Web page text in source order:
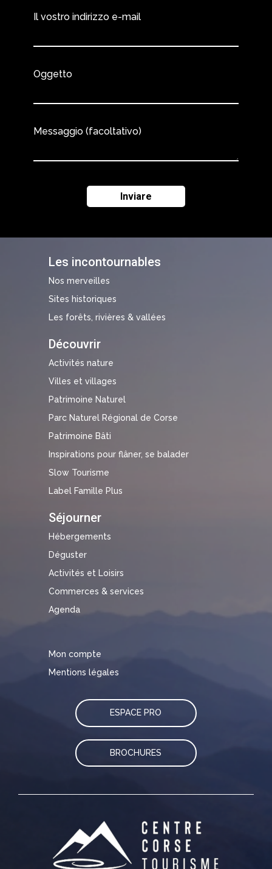
Les incontournables
Nos merveilles
Sites historiques
Les forêts, rivières & vallées
Découvrir
Activités nature
Villes et villages
Patrimoine Naturel
Parc Naturel Régional de Corse
Patrimoine Bâti
Inspirations pour flâner, se balader
Slow Tourisme
Label Famille Plus
Séjourner
Hébergements
Déguster
Activités et Loisirs
Commerces & services
Agenda
Mon compte
Mentions légales
ESPACE PRO
BROCHURES
Il vostro indirizzo e-mail
Oggetto
Messaggio (facoltativo)